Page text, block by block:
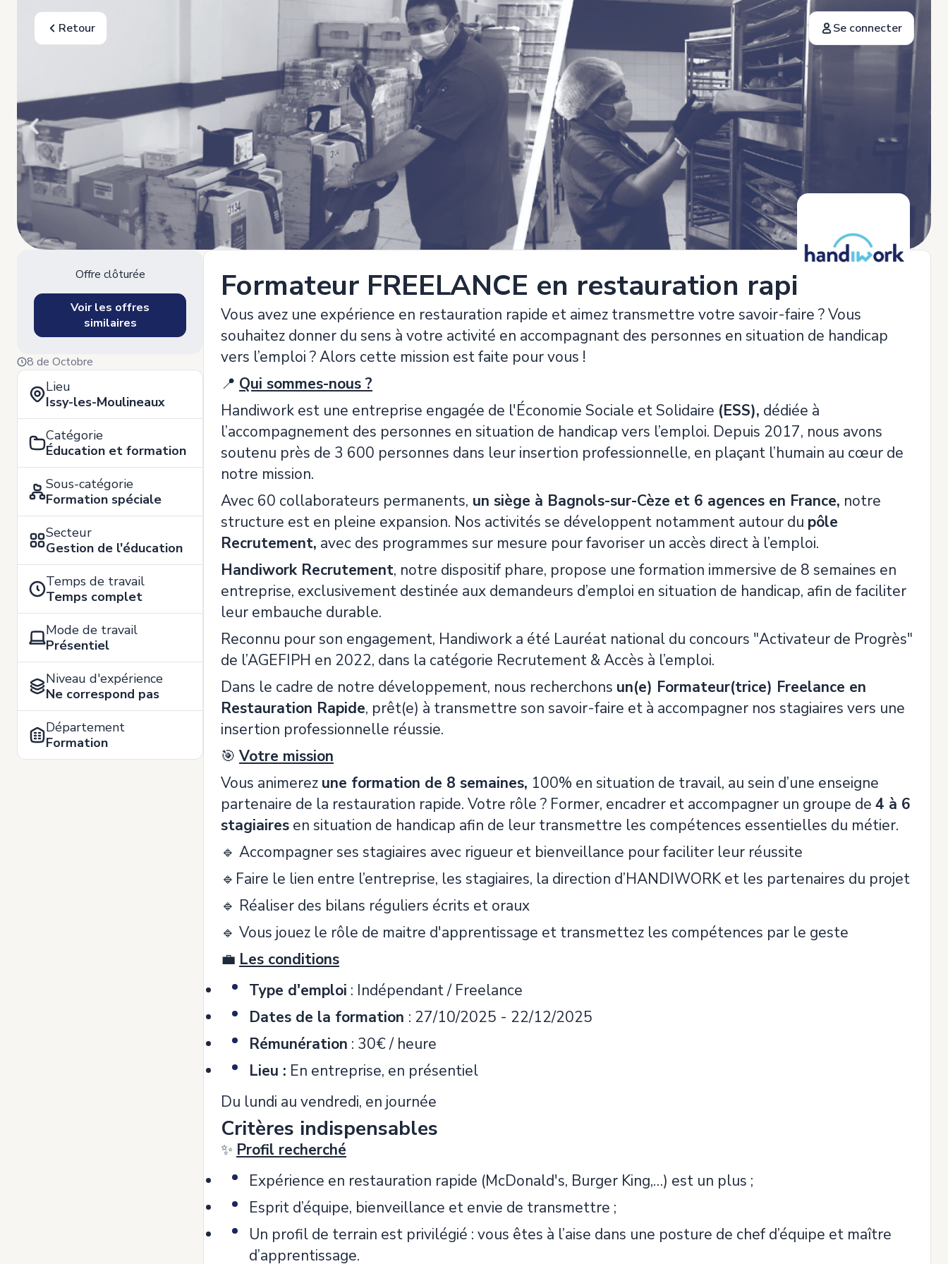
Retour Se connecter
Offre clôturée
Voir les offres
similaires
8 de Octobre
Lieu
Issy-les-Moulineaux
Catégorie
Éducation et formation
Sous-catégorie
Formation spéciale
Secteur
Gestion de l'éducation
Temps de travail
Temps complet
Mode de travail
Présentiel
Niveau d'expérience
Ne correspond pas
Département
Formation
Formateur FREELANCE en restauration rapide H/F
Vous avez une expérience en restauration rapide et aimez transmettre votre savoir-faire ? Vous
souhaitez donner du sens à votre activité en accompagnant des personnes en situation de handicap
vers l’emploi ? Alors cette mission est faite pour vous !
📍 Qui sommes-nous ?
Handiwork est une entreprise engagée de l'Économie Sociale et Solidaire (ESS), dédiée à
l’accompagnement des personnes en situation de handicap vers l’emploi. Depuis 2017, nous avons
soutenu près de 3 600 personnes dans leur insertion professionnelle, en plaçant l’humain au cœur de
notre mission.
Avec 60 collaborateurs permanents, un siège à Bagnols-sur-Cèze et 6 agences en France, notre
structure est en pleine expansion. Nos activités se développent notamment autour du pôle
Recrutement, avec des programmes sur mesure pour favoriser un accès direct à l’emploi.
Handiwork Recrutement, notre dispositif phare, propose une formation immersive de 8 semaines en
entreprise, exclusivement destinée aux demandeurs d’emploi en situation de handicap, afin de faciliter
leur embauche durable.
Reconnu pour son engagement, Handiwork a été Lauréat national du concours "Activateur de Progrès"
de l’AGEFIPH en 2022, dans la catégorie Recrutement & Accès à l’emploi.
Dans le cadre de notre développement, nous recherchons un(e) Formateur(trice) Freelance en
Restauration Rapide, prêt(e) à transmettre son savoir-faire et à accompagner nos stagiaires vers une
insertion professionnelle réussie.
🎯 Votre mission
Vous animerez une formation de 8 semaines, 100% en situation de travail, au sein d’une enseigne
partenaire de la restauration rapide. Votre rôle ? Former, encadrer et accompagner un groupe de 4 à 6
stagiaires en situation de handicap afin de leur transmettre les compétences essentielles du métier.
🔹 Accompagner ses stagiaires avec rigueur et bienveillance pour faciliter leur réussite
🔹Faire le lien entre l’entreprise, les stagiaires, la direction d’HANDIWORK et les partenaires du projet
🔹 Réaliser des bilans réguliers écrits et oraux
🔹 Vous jouez le rôle de maitre d'apprentissage et transmettez les compétences par le geste
💼 Les conditions
Type d'emploi : Indépendant / Freelance
Dates de la formation : 27/10/2025 - 22/12/2025
Rémunération : 30€ / heure
Lieu : En entreprise, en présentiel
Du lundi au vendredi, en journée
Critères indispensables
✨ Profil recherché
Expérience en restauration rapide (McDonald's, Burger King,…) est un plus ;
Esprit d’équipe, bienveillance et envie de transmettre ;
Un profil de terrain est privilégié : vous êtes à l’aise dans une posture de chef d’équipe et maître
d’apprentissage.